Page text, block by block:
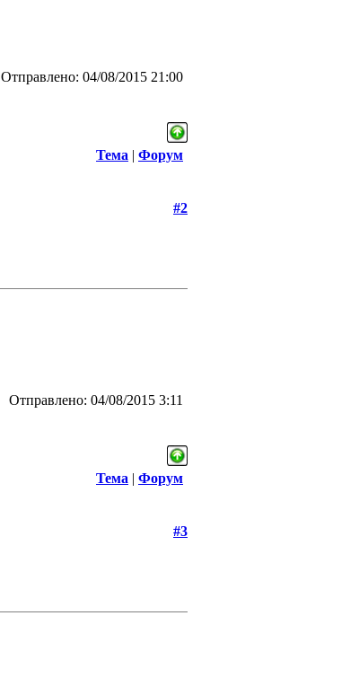
Отправлено: 04/08/2015 21:00
Тема | Форум
#2
Отправлено: 04/08/2015 3:11
Тема | Форум
#3